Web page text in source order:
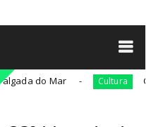
do Mar Cultura César